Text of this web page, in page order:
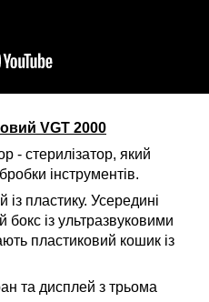
VGT 2000
- стерилізатор, який
інструментів.
пластику. Усередині
із ультразвуковими
пластиковий кошик із
та дисплей з трьома